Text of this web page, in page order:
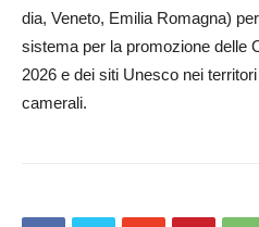
dia, Veneto, Emilia Romagna)
sistema per la promozione delle
2026 e dei siti Unesco nei
camerali.